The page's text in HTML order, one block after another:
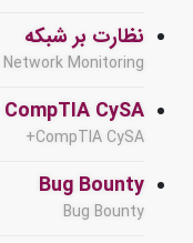
نظارت بر شبکه
Network Monitoring
CompTIA CySA +
CompTIA CySA+
Bug Bounty
Bug Bounty